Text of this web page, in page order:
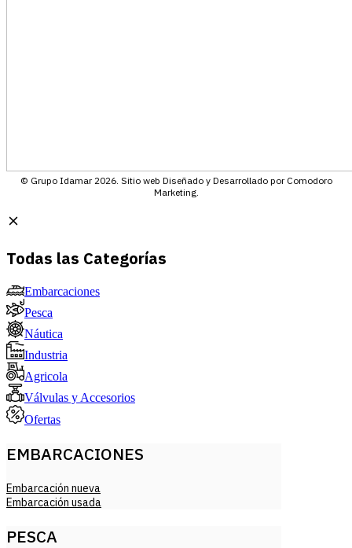
© Grupo Idamar 2026. Sitio web Diseñado y Desarrollado por Comodoro
Marketing.
Todas las Categorías
Embarcaciones
Pesca
Náutica
Industria
Agricola
Válvulas y Accesorios
Ofertas
EMBARCACIONES
Embarcación nueva
Embarcación usada
PESCA